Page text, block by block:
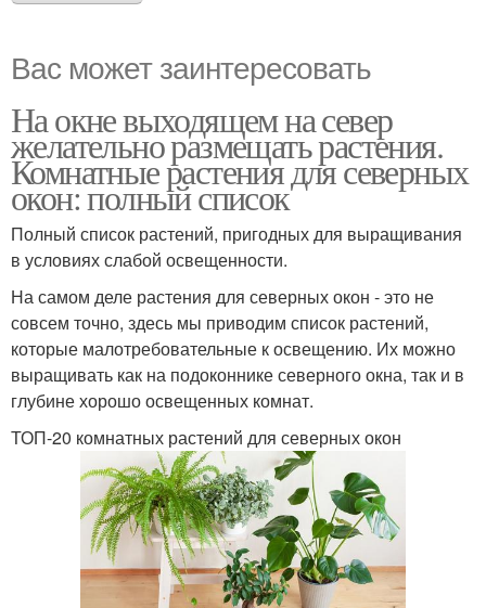
Вас может заинтересовать
На окне выходящем на север
желательно размещать растения.
Комнатные растения для северных
окон: полный список
Полный список растений, пригодных для выращивания
в условиях слабой освещенности.
На самом деле растения для северных окон - это не
совсем точно, здесь мы приводим список растений,
которые малотребовательные к освещению. Их можно
выращивать как на подоконнике северного окна, так и в
глубине хорошо освещенных комнат.
ТОП-20 комнатных растений для северных окон